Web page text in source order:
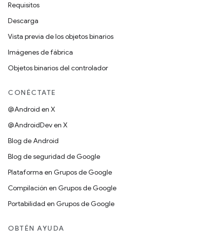
Requisitos
Descarga
Vista previa de los objetos binarios
Imágenes de fábrica
Objetos binarios del controlador
CONÉCTATE
@Android en X
@AndroidDev en X
Blog de Android
Blog de seguridad de Google
Plataforma en Grupos de Google
Compilación en Grupos de Google
Portabilidad en Grupos de Google
OBTÉN AYUDA